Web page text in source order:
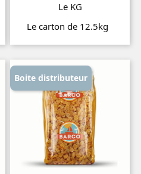
Le KG
Le carton de 12.5kg
Prix
Boite distributeur